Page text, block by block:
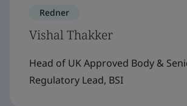
Redner
Vishal Thakker
Head of UK Approved Body &
Regulatory Lead, BSI